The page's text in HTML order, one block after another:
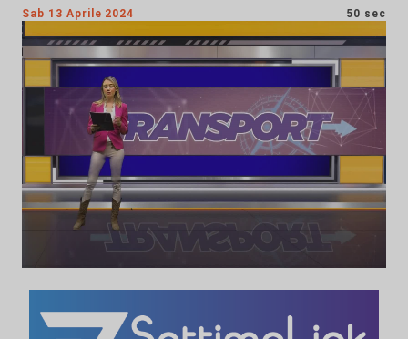
Sab 13 Aprile 2024 50 sec